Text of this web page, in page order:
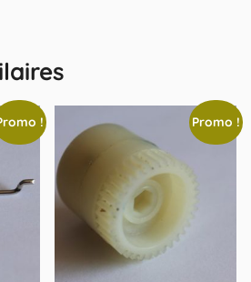
! Promo !